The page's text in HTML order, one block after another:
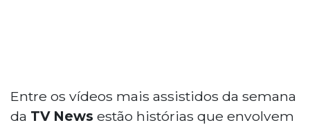
Entre os vídeos mais assistidos da semana
da TV News estão histórias que envolvem